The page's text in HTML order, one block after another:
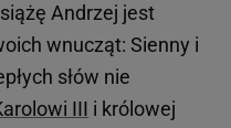
Andrzej jest
wnucząt: Sienny i
słów nie
III i królowej